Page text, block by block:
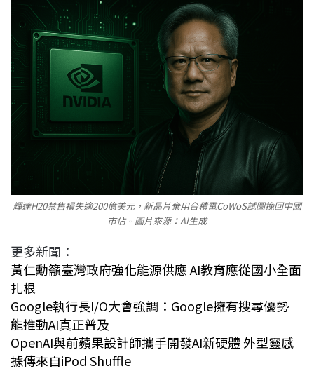
輝達H20禁售損失逾200億美元，新晶片棄用台積電CoWoS試圖挽回中國
市佔。圖片來源：AI生成
更多新聞：
黃仁勳籲臺灣政府強化能源供應 AI教育應從國小全面
扎根
Google執行長I/O大會強調：Google擁有搜尋優勢
能推動AI真正普及
OpenAI與前蘋果設計師攜手開發AI新硬體 外型靈感
據傳來自iPod Shuffle